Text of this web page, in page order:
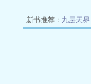
新书推荐： 九层天界